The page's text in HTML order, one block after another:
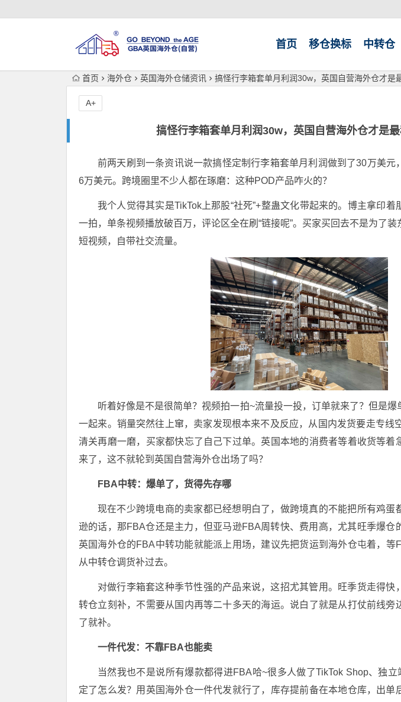
首页 移仓换标 中转仓
首页 海外仓 英国海外仓储资讯 搞怪行李箱套单月利润30w，英国自营海外仓才是
搞怪行李箱套单月利润30w，英国自营海外仓才是
A+
前两天刷到一条资讯说一款搞怪定制行李箱套单月利润做到了30万美元
6万美元。跨境圈里不少人都在琢磨：这种POD产品咋火的？
我个人觉得其实是TikTok上那股“社死”+整蛊文化带起来的。博主拿印
一拍，单条视频播放破百万，评论区全在刷“链接呢”。 买家买回去不是为了装
短视频，自带社交流量。
听着好像是不是很简单？视频拍一拍~流量投一投，订单就来了？但是
一起来。销量突然往上窜，卖家发现根本来不及反应，从国内发货要走专线
清关再磨一磨，买家都快忘了自己下过单。英国本地的消费者等着收货等着
来了， 这不就轮到英国自营海外仓出场了吗？
FBA中转：爆单了，货得先存哪
现在不少跨境电商的卖家都已经想明白了，做跨境真的不能把所有鸡蛋
逊的话，那FBA仓还是主力，但亚马逊FBA周转快、费用高，尤其旺季爆仓
英国海外仓的FBA中转功能就能派上用场，建议先把货运到海外仓屯着，等
从中转仓调货补过去。
对做行李箱套这种季节性强的产品来说，这招尤其管用。旺季货走得快
转仓立刻补，不需要从国内再等二十多天的海运。说白了就是从打仗前线旁
了就补。
一件代发：不靠FBA也能卖
当然我也不是说所有爆款都得进FBA哈~很多人做了TikTok Shop、独
定了怎么发？用英国海外仓一件代发就行了，库存提前备在本地仓库，出单